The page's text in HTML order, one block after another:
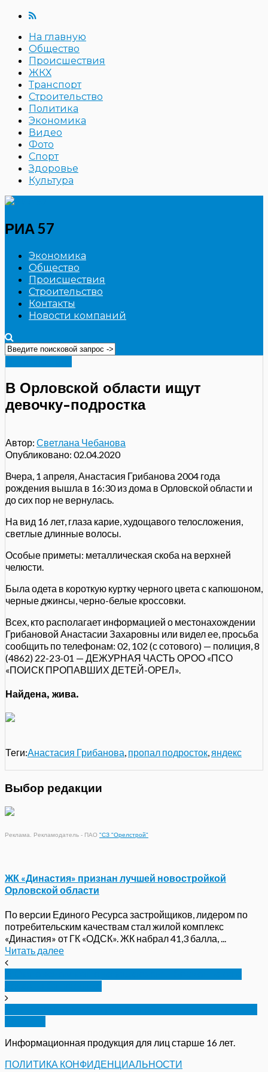
На главную
Общество
Происшествия
ЖКХ
Транспорт
Строительство
Политика
Экономика
Видео
Фото
Спорт
Здоровье
Культура
РИА 57
Экономика
Общество
Происшествия
Строительство
Контакты
Новости компаний
В Орловской области ищут
девочку-подростка
Автор: Светлана Чебанова
Опубликовано: 02.04.2020
Вчера, 1 апреля, Анастасия Грибанова 2004 года
рождения вышла в 16:30 из дома в Орловской области и
до сих пор не вернулась.
На вид 16 лет, глаза карие, худощавого телосложения,
светлые длинные волосы.
Особые приметы: металлическая скоба на верхней
челюсти.
Была одета в короткую куртку черного цвета с капюшоном,
черные джинсы, черно-белые кроссовки.
Всех, кто располагает информацией о местонахождении
Грибановой Анастасии Захаровны или видел ее, просьба
сообщить по телефонам: 02, 102 (с сотового) — полиция, 8
(4862) 22-23-01 — ДЕЖУРНАЯ ЧАСТЬ ОРОО «ПСО
«ПОИСК ПРОПАВШИХ ДЕТЕЙ-ОРЕЛ».
Найдена, жива.
Теги:Анастасия Грибанова, пропал подросток, яндекс
Выбор редакции
Реклама. Рекламодатель - ПАО "СЗ "Орелстрой"
ЖК «Династия» признан лучшей новостройкой
Орловской области
По версии Единого Ресурса застройщиков, лидером по
потребительским качествам стал жилой комплекс
«Династия» от ГК «ОДСК». ЖК набрал 41,3 балла, ...
Читать далее
Информационная продукция для лиц старше 16 лет.
ПОЛИТИКА КОНФИДЕНЦИАЛЬНОСТИ